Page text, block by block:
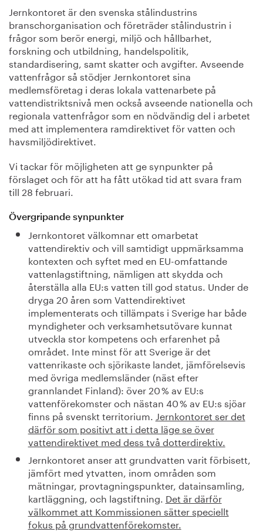
Jernkontoret är den svenska stålindustrins
branschorganisation och företräder stålindustrin i
frågor som berör energi, miljö och hållbarhet,
forskning och utbildning, handelspolitik,
standardisering, samt skatter och avgifter. Avseende
vattenfrågor så stödjer Jernkontoret sina
medlemsföretag i deras lokala vattenarbete på
vattendistriktsnivå men också avseende nationella och
regionala vattenfrågor som en nödvändig del i arbetet
med att implementera ramdirektivet för vatten och
havsmiljödirektivet.
Vi tackar för möjligheten att ge synpunkter på
förslaget och för att ha fått utökad tid att svara fram
till 28 februari.
Övergripande synpunkter
Jernkontoret välkomnar ett omarbetat
vattendirektiv och vill samtidigt uppmärksamma
kontexten och syftet med en EU-omfattande
vattenlagstiftning, nämligen att skydda och
återställa alla EU:s vatten till god status. Under de
dryga 20 åren som Vattendirektivet
implementerats och tillämpats i Sverige har både
myndigheter och verksamhetsutövare kunnat
utveckla stor kompetens och erfarenhet på
området. Inte minst för att Sverige är det
vattenrikaste och sjörikaste landet, jämförelsevis
med övriga medlemsländer (näst efter
grannlandet Finland): över 20 % av EU:s
vattenförekomster och nästan 40 % av EU:s sjöar
finns på svenskt territorium. Jernkontoret ser det
därför som positivt att i detta läge se över
vattendirektivet med dess två dotterdirektiv.
Jernkontoret anser att grundvatten varit förbisett,
jämfört med ytvatten, inom områden som
mätningar, provtagningspunkter, datainsamling,
kartläggning, och lagstiftning. Det är därför
välkommet att Kommissionen sätter speciellt
fokus på grundvattenförekomster.